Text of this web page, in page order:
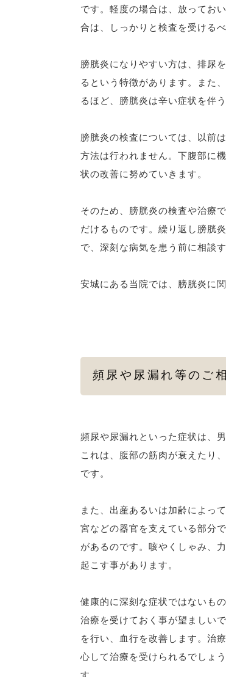
です。軽度の場合は、放ってお
合は、しっかりと検査を受けるべ
膀胱炎になりやすい方は、排尿
るという特徴があります。また
るほど、膀胱炎は辛い症状を伴
膀胱炎の検査については、以前
方法は行われません。下腹部に
状の改善に努めていきます。
そのため、膀胱炎の検査や治療
だけるものです。繰り返し膀胱
で、深刻な病気を患う前に相談
安城にある当院では、膀胱炎に
頻尿や尿漏れ等のご
頻尿や尿漏れといった症状は、
これは、腹部の筋肉が衰えたり
です。
また、出産あるいは加齢によっ
宮などの器官を支えている部分
があるのです。咳やくしゃみ、
起こす事があります。
健康的に深刻な症状ではないも
治療を受けておく事が望ましい
を行い、血行を改善します。治
心して治療を受けられるでしょ